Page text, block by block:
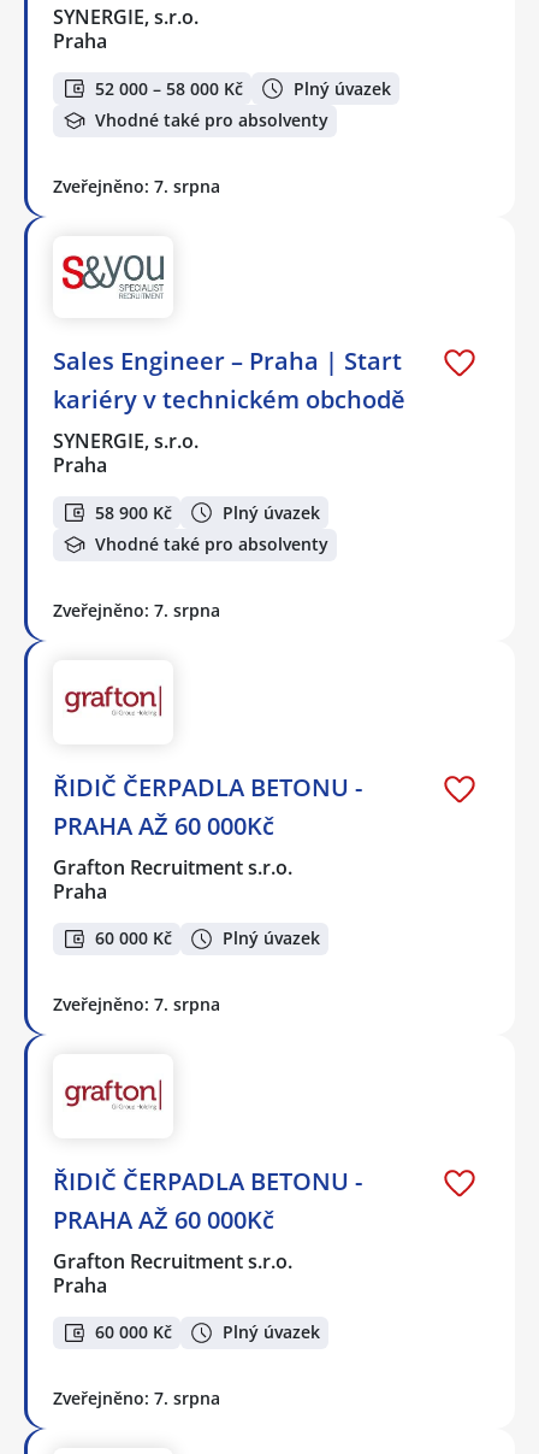
SYNERGIE, s.r.o.
Praha
52 000 – 58 000 Kč
Plný úvazek
Vhodné také pro absolventy
Zveřejněno: 7. srpna
Sales Engineer – Praha | Start
kariéry v technickém obchodě
SYNERGIE, s.r.o.
Praha
58 900 Kč
Plný úvazek
Vhodné také pro absolventy
Zveřejněno: 7. srpna
ŘIDIČ ČERPADLA BETONU -
PRAHA AŽ 60 000Kč
Grafton Recruitment s.r.o.
Praha
60 000 Kč Plný úvazek
Zveřejněno: 7. srpna
ŘIDIČ ČERPADLA BETONU -
PRAHA AŽ 60 000Kč
Grafton Recruitment s.r.o.
Praha
60 000 Kč Plný úvazek
Zveřejněno: 7. srpna